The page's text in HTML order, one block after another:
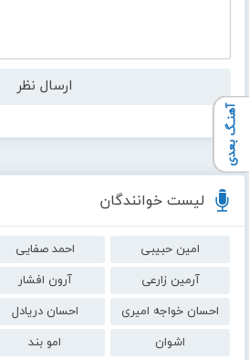
لیست خوانندگان
امین حبیبی احمد صفایی
آرمین زارعی
آرون افشار
احسان خواجه امیری
احسان دریادل
اشوان
امو بند
آهنـگ بعدی